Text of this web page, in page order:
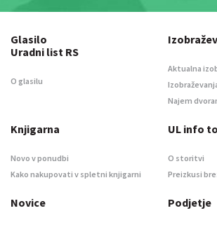
Glasilo
Uradni list RS
O glasilu
Aktualna
Najem
Knjigarna
Novo v ponudbi
Kako nakupovati v spletni knjigarni
UL info
O storitvi
Preizkusi
Novice Podjetje